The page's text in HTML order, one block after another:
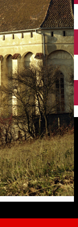
Copșa